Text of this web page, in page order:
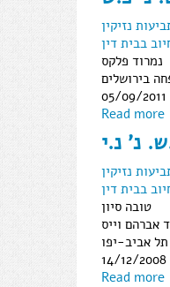
נזיקין
בבית דין
נמרוד פלקס
בירושלים
05/09/2011
Read more
נזיקין
בבית דין
טובה סיון
אברהם וייס
אביב-יפו
14/12/2008
Read more